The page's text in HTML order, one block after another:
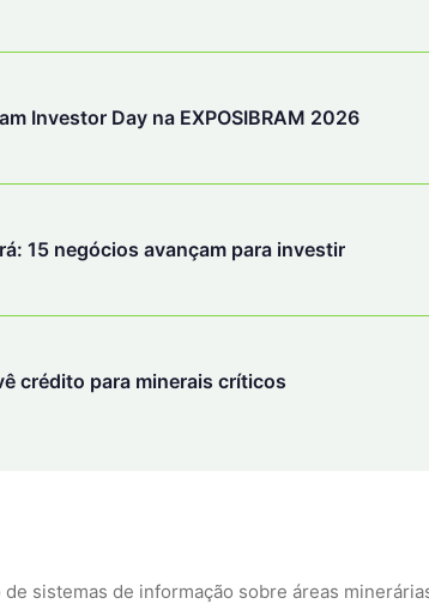
15 negócios avançam para investir
crédito para minerais críticos
sistemas de informação sobre áreas minerárias,
é de que o alto nível de burocracia e
enfrentando dificuldades nos últimos anos após